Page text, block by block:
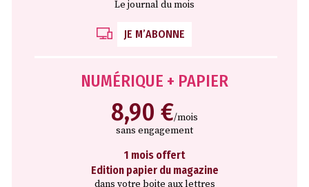
Le journal du mois
JE M’ABONNE
NUMÉRIQUE + PAPIER
8,90 €/mois
sans engagement
1 mois offert
Edition papier du magazine
dans votre boite aux lettres